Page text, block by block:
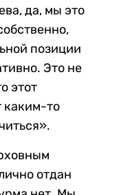
да, мы это
позиции
Это не
этот
каким-то
отдан